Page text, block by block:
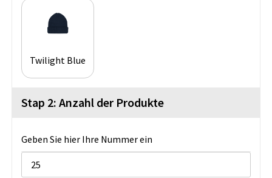
Twilight Blue
Stap 2: Anzahl der Produkte
Geben Sie hier Ihre Nummer ein